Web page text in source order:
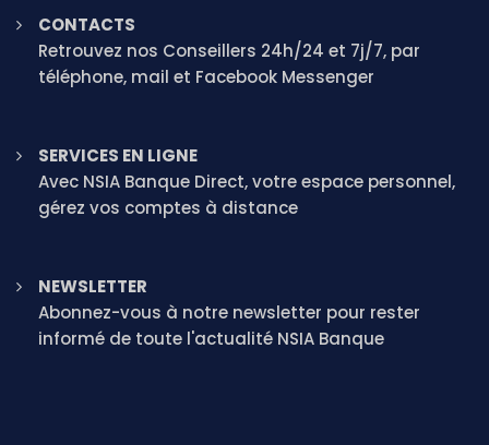
CONTACTS
Retrouvez nos Conseillers 24h/24 et 7j/7, par
téléphone, mail et Facebook Messenger
SERVICES EN LIGNE
Avec NSIA Banque Direct, votre espace personnel,
gérez vos comptes à distance
NEWSLETTER
Abonnez-vous à notre newsletter pour rester
informé de toute l'actualité NSIA Banque